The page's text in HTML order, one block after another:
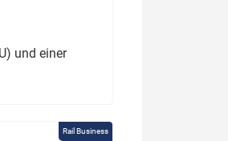
und einer
Rail Business